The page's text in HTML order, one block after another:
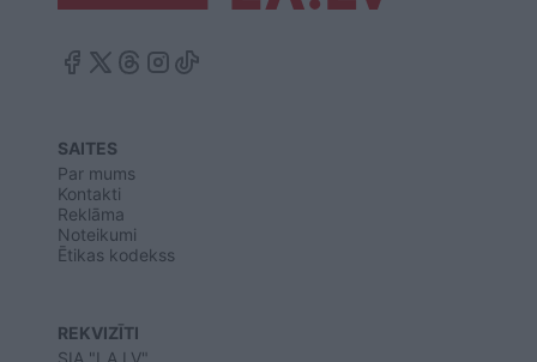
SAITES
Par mums
Kontakti
Reklāma
Noteikumi
Ētikas kodekss
REKVIZĪTI
SIA "LA.LV"